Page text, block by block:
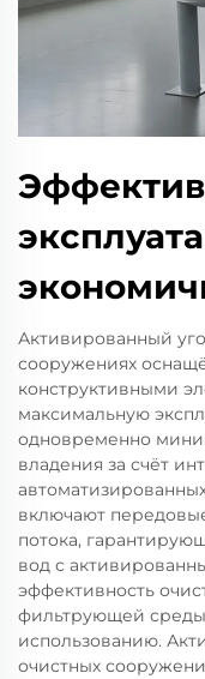
Активированный
сооружениях
конструктивными
максимальную
одновременно
владения за счёт
включают
потока,
вод с
эффективность
фильтрующей
использованию.
очистных